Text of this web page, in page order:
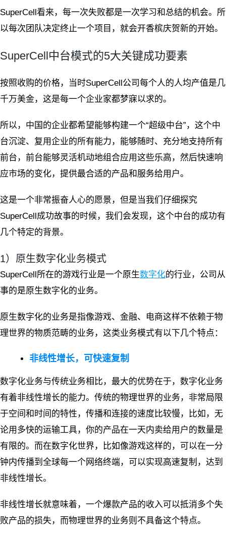
SuperCell看来，每一次失败都是一次学习和总结的机会。所
以每次团队决定终止一个项目，就会开香槟庆贺新的开始。
SuperCell中台模式的5大关键成功要素
按照收购的价格，当时SuperCell公司每个人的人均产值是几
千万美金，这是每一个企业家都梦寐以求的。
所以，中国的企业都希望能够构建一个“超级中台”，这个中
台沉淀、复用企业的所有能力，能够随时、充分地支持所有
前台，前台能够灵活机动地组合应用这些乐高，然后快速响
应市场的变化，提供最合适的产品和服务给用户。
这是一个非常振奋人心的愿景，但是当我们仔细探究
SuperCell成功故事的时候，我们会发现，这个中台的成功有
几个特定的背景。
1）原生数字化业务模式
SuperCell所在的游戏行业是一个原生数字化的行业，公司从
事的是原生数字化的业务。
原生数字化的业务是指像游戏、金融、电商这样不依赖于物
理世界的物质范畴的业务，这类业务模式有以下几个特点：
非线性增长，可快速复制
数字化业务与传统业务相比，最大的优势在于，数字化业务
有着非线性增长的能力。传统的物理世界的业务，非常局限
于空间和时间的特性，传播和连接的速度比较慢，比如，无
论用多快的运输工具，你的产品在一天内卖给用户的数量是
有限的。而在数字化世界，比如像游戏这样的，可以在一分
钟内传播到全球每一个网络终端，可以实现高速复制，达到
非线性增长。
非线性增长就意味着，一个爆款产品的收入可以抵消多个失
败产品的损失，而物理世界的业务则不具备这个特点。